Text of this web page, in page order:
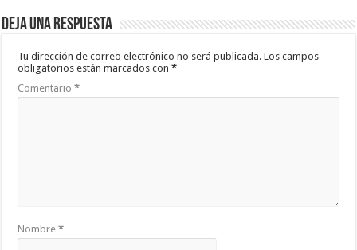
Deja una respuesta
Tu dirección de correo electrónico no será publicada. Los campos
obligatorios están marcados con*
Comentario*
Nombre*